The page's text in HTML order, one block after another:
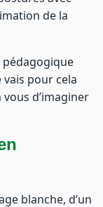
de la
pour cela
d’imaginer
blanche, d’un